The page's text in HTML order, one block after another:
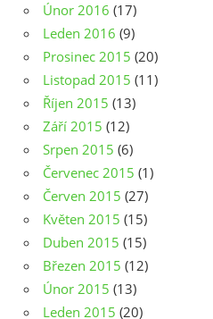
Únor 2016 (17)
Leden 2016 (9)
Prosinec 2015 (20)
Listopad 2015 (11)
Říjen 2015 (13)
Září 2015 (12)
Srpen 2015 (6)
Červenec 2015 (1)
Červen 2015 (27)
Květen 2015 (15)
Duben 2015 (15)
Březen 2015 (12)
Únor 2015 (13)
Leden 2015 (20)